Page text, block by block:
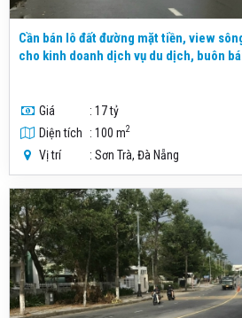
Cần bán lô đất đường mặt tiền, view
cho kinh doanh dịch vụ du dịch, buôn
Giá
: 17 tỷ
Diện tích
: 100 m2
Vị trí : Sơn Trà, Đà Nẵng